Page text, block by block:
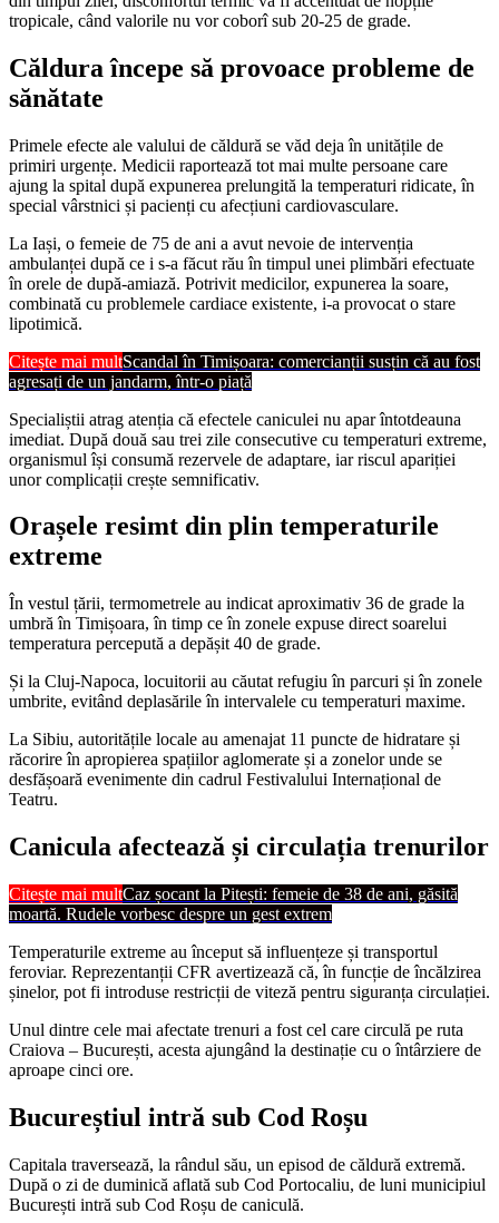
tropicale, când valorile nu vor coborî sub 20-25 de grade.
Căldura începe să provoace probleme de
sănătate
Primele efecte ale valului de căldură se văd deja în unitățile de
primiri urgențe. Medicii raportează tot mai multe persoane care
ajung la spital după expunerea prelungită la temperaturi ridicate, în
special vârstnici și pacienți cu afecțiuni cardiovasculare.
La Iași, o femeie de 75 de ani a avut nevoie de intervenția
ambulanței după ce i s-a făcut rău în timpul unei plimbări efectuate
în orele de după-amiază. Potrivit medicilor, expunerea la soare,
combinată cu problemele cardiace existente, i-a provocat o stare
lipotimică.
Citește mai multScandal în Timișoara: comercianții susțin că au fost
agresați de un jandarm, într-o piață
Specialiștii atrag atenția că efectele caniculei nu apar întotdeauna
imediat. După două sau trei zile consecutive cu temperaturi extreme,
organismul își consumă rezervele de adaptare, iar riscul apariției
unor complicații crește semnificativ.
Orașele resimt din plin temperaturile
extreme
În vestul țării, termometrele au indicat aproximativ 36 de grade la
umbră în Timișoara, în timp ce în zonele expuse direct soarelui
temperatura percepută a depășit 40 de grade.
Și la Cluj-Napoca, locuitorii au căutat refugiu în parcuri și în zonele
umbrite, evitând deplasările în intervalele cu temperaturi maxime.
La Sibiu, autoritățile locale au amenajat 11 puncte de hidratare și
răcorire în apropierea spațiilor aglomerate și a zonelor unde se
desfășoară evenimente din cadrul Festivalului Internațional de
Teatru.
Canicula afectează și circulația trenurilor
Citește mai multCaz șocant la Pitești: femeie de 38 de ani, găsită
moartă. Rudele vorbesc despre un gest extrem
Temperaturile extreme au început să influențeze și transportul
feroviar. Reprezentanții CFR avertizează că, în funcție de încălzirea
șinelor, pot fi introduse restricții de viteză pentru siguranța circulației.
Unul dintre cele mai afectate trenuri a fost cel care circulă pe ruta
Craiova – București, acesta ajungând la destinație cu o întârziere de
aproape cinci ore.
Bucureștiul intră sub Cod Roșu
Capitala traversează, la rândul său, un episod de căldură extremă.
După o zi de duminică aflată sub Cod Portocaliu, de luni municipiul
București intră sub Cod Roșu de caniculă.